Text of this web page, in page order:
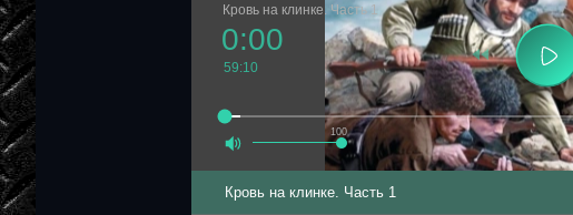
Кровь на клинке. Часть 1
100
0:00
59:10
Кровь на клинке. Часть 1